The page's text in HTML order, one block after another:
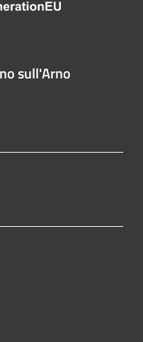
sull'Arno